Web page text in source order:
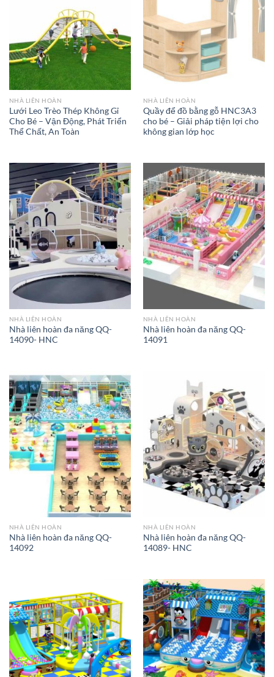
NHÀ LIÊN HOÀN
Lưới Leo Trèo Thép Không Gỉ
Cho Bé – Vận Động, Phát Triển
Thể Chất, An Toàn
NHÀ LIÊN HOÀN
Quầy để đồ bằng gỗ HNC3A3
cho bé – Giải pháp tiện lợi cho
không gian lớp học
NHÀ LIÊN HOÀN
Nhà liên hoàn đa năng QQ-
14090- HNC
NHÀ LIÊN HOÀN
Nhà liên hoàn đa năng QQ-
14091
NHÀ LIÊN HOÀN
Nhà liên hoàn đa năng QQ-
14092
NHÀ LIÊN HOÀN
Nhà liên hoàn đa năng QQ-
14089- HNC